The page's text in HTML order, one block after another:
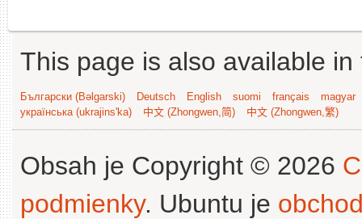
This page is also available
Български (Bəlgarski) Deutsch English suomi français
magyar
українська (ukrajins'ka)
中文 (Zhongwen,简) 中文 (Zhongwen,繁)
Obsah je Copyright © 2026
podmienky. Ubuntu je